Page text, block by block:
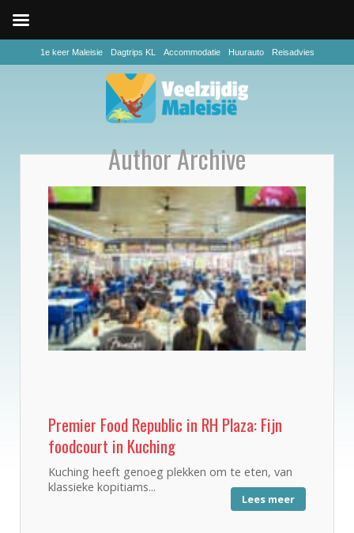
1e keer Maleisie Dagtrips KL Accommodatie Huurauto Reisadvies
Author Archive
Premier Food Republic in RH Plaza: Fijn
foodcourt in Kuching
Kuching heeft genoeg plekken om te eten, van
klassieke kopitiams...
Lees meer